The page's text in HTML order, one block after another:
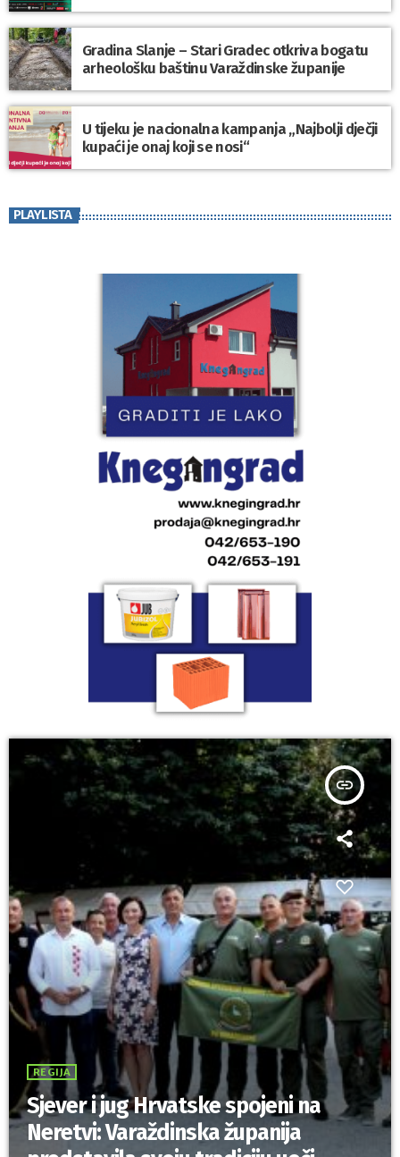
Gradina Slanje – Stari Gradec otkriva bogatu
arheološku baštinu Varaždinske županije
U tijeku je nacionalna kampanja „Najbolji dječji
kupaći je onaj koji se nosi“
PLAYLISTA
insert_link
REGIJA
Sjever i jug Hrvatske spojeni na
Neretvi: Varaždinska županija